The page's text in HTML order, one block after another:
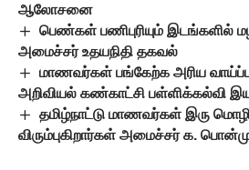
ஆலோசனை
பெண்கள் பணிபுரியும் இடங்களில்
அமைச்சர் உதயநிதி தகவல்
மாணவர்கள் பங்கேற்க அரிய
அறிவியல் கண்காட்சி பள்ளிக்கல்வி
தமிழ்நாட்டு மாணவர்கள் இரு
விரும்புகிறார்கள் அமைச்சர் க.